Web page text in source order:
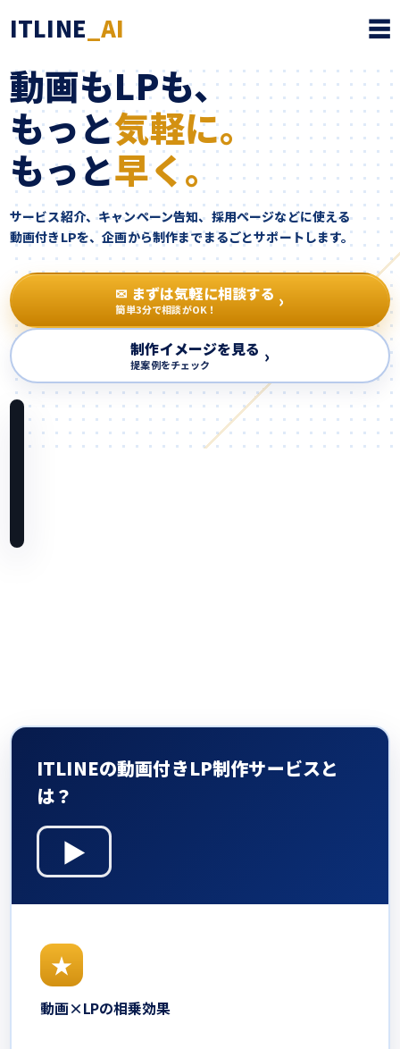
ITLINE _AI
動画もLPも、
もっと気軽に。
もっと早く。
サービス紹介、キャンペーン告知、採用ページなどに使える
動画付きLPを、企画から制作までまるごとサポートします。
✉ まずは気軽に相談する
簡単3分で相談がOK！ ›
制作イメージを見る
提案例をチェック ›
ITLINEの動画付きLP制作サービスと
は？
▶
★
動画×LPの相乗効果